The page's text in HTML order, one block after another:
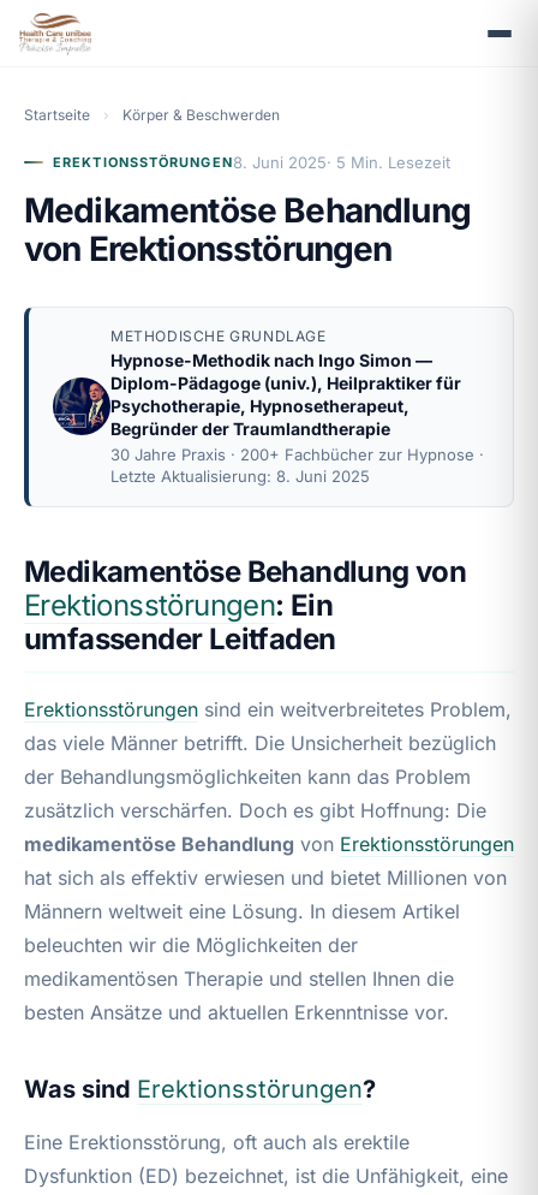
Startseite › Körper & Beschwerden
EREKTIONSSTÖRUNGEN8. Juni 2025· 5 Min. Lesezeit
Medikamentöse Behandlung
von Erektionsstörungen
METHODISCHE GRUNDLAGE
Hypnose-Methodik nach Ingo Simon —
Diplom-Pädagoge (univ.), Heilpraktiker für
Psychotherapie, Hypnosetherapeut,
Begründer der Traumlandtherapie
30 Jahre Praxis · 200+ Fachbücher zur Hypnose ·
Letzte Aktualisierung: 8. Juni 2025
Medikamentöse Behandlung von
Erektionsstörungen: Ein
umfassender Leitfaden
Erektionsstörungen sind ein weitverbreitetes Problem,
das viele Männer betrifft. Die Unsicherheit bezüglich
der Behandlungsmöglichkeiten kann das Problem
zusätzlich verschärfen. Doch es gibt Hoffnung: Die
medikamentöse Behandlung von Erektionsstörungen
hat sich als effektiv erwiesen und bietet Millionen von
Männern weltweit eine Lösung. In diesem Artikel
beleuchten wir die Möglichkeiten der
medikamentösen Therapie und stellen Ihnen die
besten Ansätze und aktuellen Erkenntnisse vor.
Was sind Erektionsstörungen?
Eine Erektionsstörung, oft auch als erektile
Dysfunktion (ED) bezeichnet, ist die Unfähigkeit, eine